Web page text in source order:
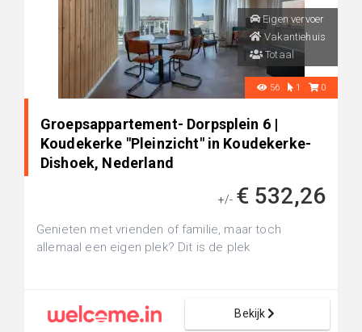
Eigen vervoer
Vakantiehuis
Totaal
56 1 0
Groepsappartement- Dorpsplein 6 |
Koudekerke "Pleinzicht" in Koudekerke-
Dishoek, Nederland
+/- € 532,26
Genieten met vrienden of familie, maar toch
allemaal een eigen plek? Dit is de plek
Bekijk